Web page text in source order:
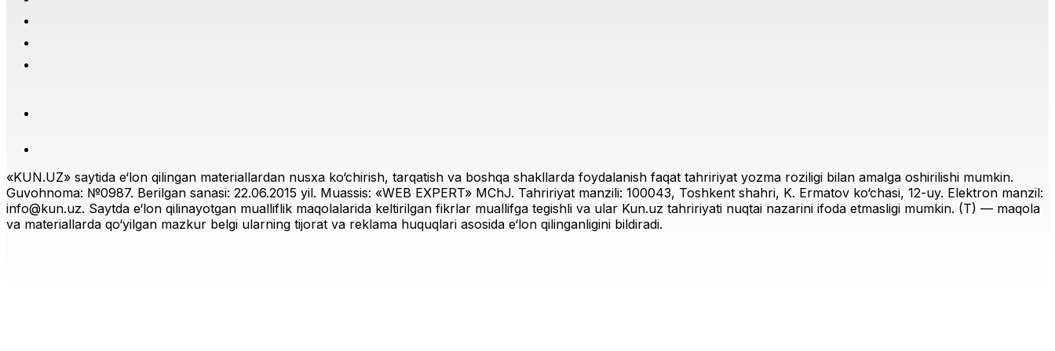
«KUN.UZ» saytida e‘lon qilingan materiallardan nusxa ko‘chirish, tarqatish va boshqa shakllarda foydalanish faqat tahririyat yozma roziligi bilan amalga oshirilishi mumkin.
Guvohnoma: №0987. Berilgan sanasi: 22.06.2015 yil. Muassis: «WEB EXPERT» MChJ. Tahririyat manzili: 100043, Toshkent shahri, K. Ermatov ko‘chasi, 12-uy. Elektron manzil:
info@kun.uz. Saytda e‘lon qilinayotgan mualliflik maqolalarida keltirilgan fikrlar muallifga tegishli va ular Kun.uz tahririyati nuqtai nazarini ifoda etmasligi mumkin. (T) — maqola
va materiallarda qo‘yilgan mazkur belgi ularning tijorat va reklama huquqlari asosida e‘lon qilinganligini bildiradi.